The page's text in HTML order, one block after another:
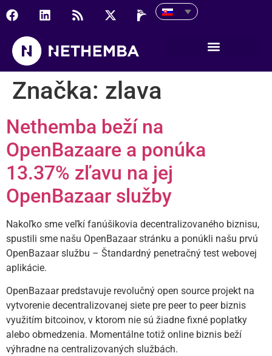
Značka: zlava
Nethemba beží na
OpenBazaare a ponúka
13.37% zľavu na jej
OpenBazaar služby
Nakoľko sme veľkí fanúšikovia decentralizovaného biznisu,
spustili sme našu OpenBazaar stránku a ponúkli našu prvú
OpenBazaar službu – Štandardný penetračný test webovej
aplikácie.
OpenBazaar predstavuje revolučný open source projekt na
vytvorenie decentralizovanej siete pre peer to peer biznis
využitím bitcoinov, v ktorom nie sú žiadne fixné poplatky
alebo obmedzenia. Momentálne totiž online biznis beží
výhradne na centralizovaných službách.